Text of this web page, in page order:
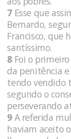
7 Esse que
Bernardo,
Francisco, que
santíssimo.
8 Foi o
da penitência
tendo vendido
segundo o
perseverando
9 A referida
haviam aceito